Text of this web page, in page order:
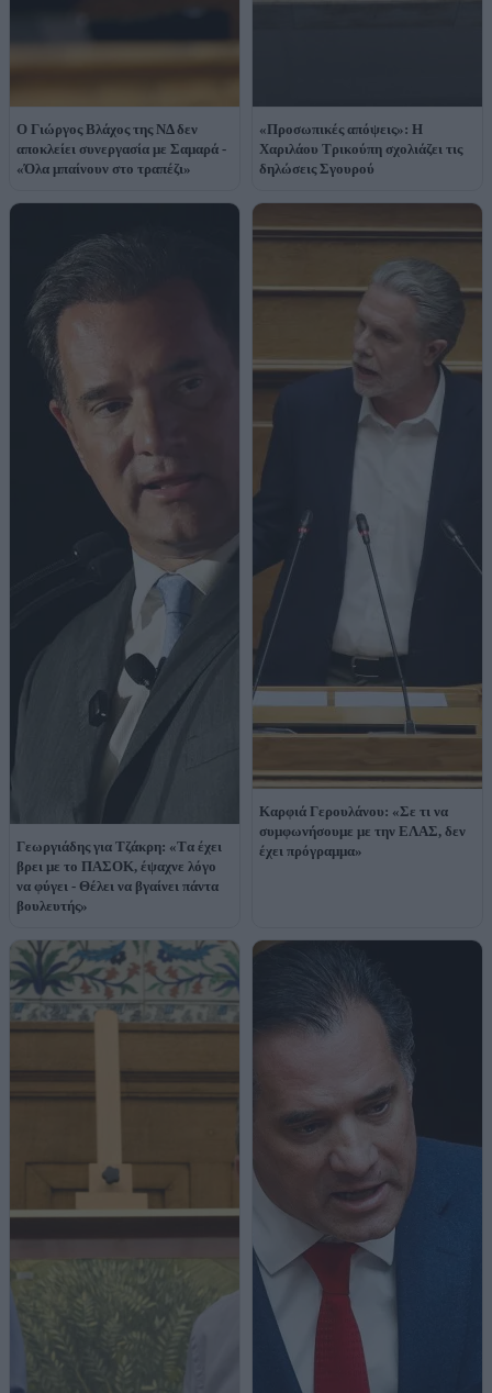
O Γιώργος Βλάχος της ΝΔ δεν
αποκλείει συνεργασία με Σαμαρά -
«Όλα μπαίνουν στο τραπέζι»
«Προσωπικές απόψεις»: Η
Χαριλάου Τρικούπη σχολιάζει τις
δηλώσεις Σγουρού
Γεωργιάδης για Τζάκρη: «Tα έχει
βρει με το ΠΑΣΟΚ, έψαχνε λόγο
να φύγει - Θέλει να βγαίνει πάντα
βουλευτής»
Kαρφιά Γερουλάνου: «Σε τι να
συμφωνήσουμε με την ΕΛΑΣ, δεν
έχει πρόγραμμα»